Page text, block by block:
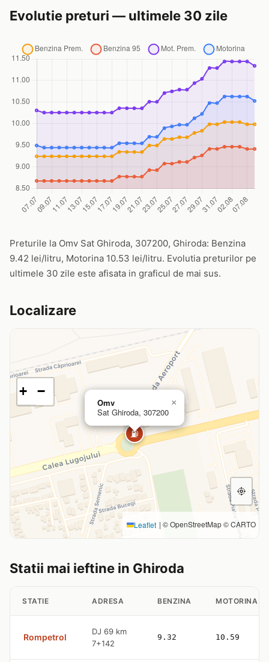
Evolutie preturi — ultimele 30 zile
Preturile la Omv Sat Ghiroda, 307200, Ghiroda: Benzina
9.42 lei/litru, Motorina 10.53 lei/litru. Evolutia preturilor pe
ultimele 30 zile este afisata in graficul de mai sus.
Localizare
⛽
Omv
Sat Ghiroda, 307200
×
+ −
Leaflet | © OpenStreetMap © CARTO
Statii mai ieftine in Ghiroda
STATIE ADRESA BENZINA MOTORINA
Rompetrol
DJ 69 km
7+142
9.32 10.59